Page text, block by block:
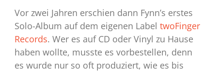
Vor zwei Jahren erschien dann Fynn’s erstes
Solo-Album auf dem eigenen Label twoFinger
Records. Wer es auf CD oder Vinyl zu Hause
haben wollte, musste es vorbestellen, denn
es wurde nur so oft produziert, wie es bis